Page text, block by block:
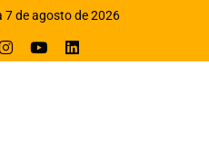
7 de agosto de 2026